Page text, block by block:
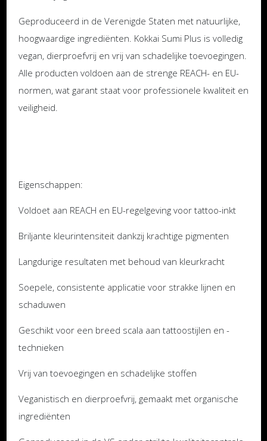
Geproduceerd in de Verenigde Staten met natuurlijke,
hoogwaardige ingrediënten. Kokkai Sumi Plus is volledig
vegan, dierproefvrij en vrij van schadelijke toevoegingen.
Alle producten voldoen aan de strenge REACH- en EU-
normen, wat garant staat voor professionele kwaliteit en
veiligheid.
Eigenschappen:
Voldoet aan REACH en EU-regelgeving voor tattoo-inkt
Briljante kleurintensiteit dankzij krachtige pigmenten
Langdurige resultaten met behoud van kleurkracht
Soepele, consistente applicatie voor strakke lijnen en
schaduwen
Geschikt voor een breed scala aan tattoostijlen en -
technieken
Vrij van toevoegingen en schadelijke stoffen
Veganistisch en dierproefvrij, gemaakt met organische
ingrediënten